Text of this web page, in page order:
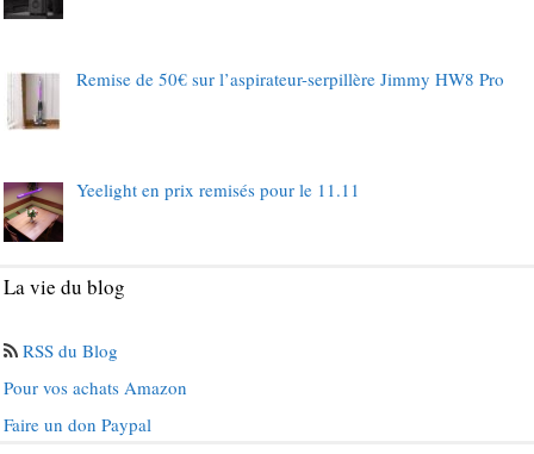
Remise de 50€ sur l’aspirateur-serpillère Jimmy HW8 Pro
Yeelight en prix remisés pour le 11.11
La vie du blog
RSS du Blog
Pour vos achats Amazon
Faire un don Paypal